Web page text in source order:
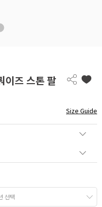
이즈 스톤 팔
Size Guide